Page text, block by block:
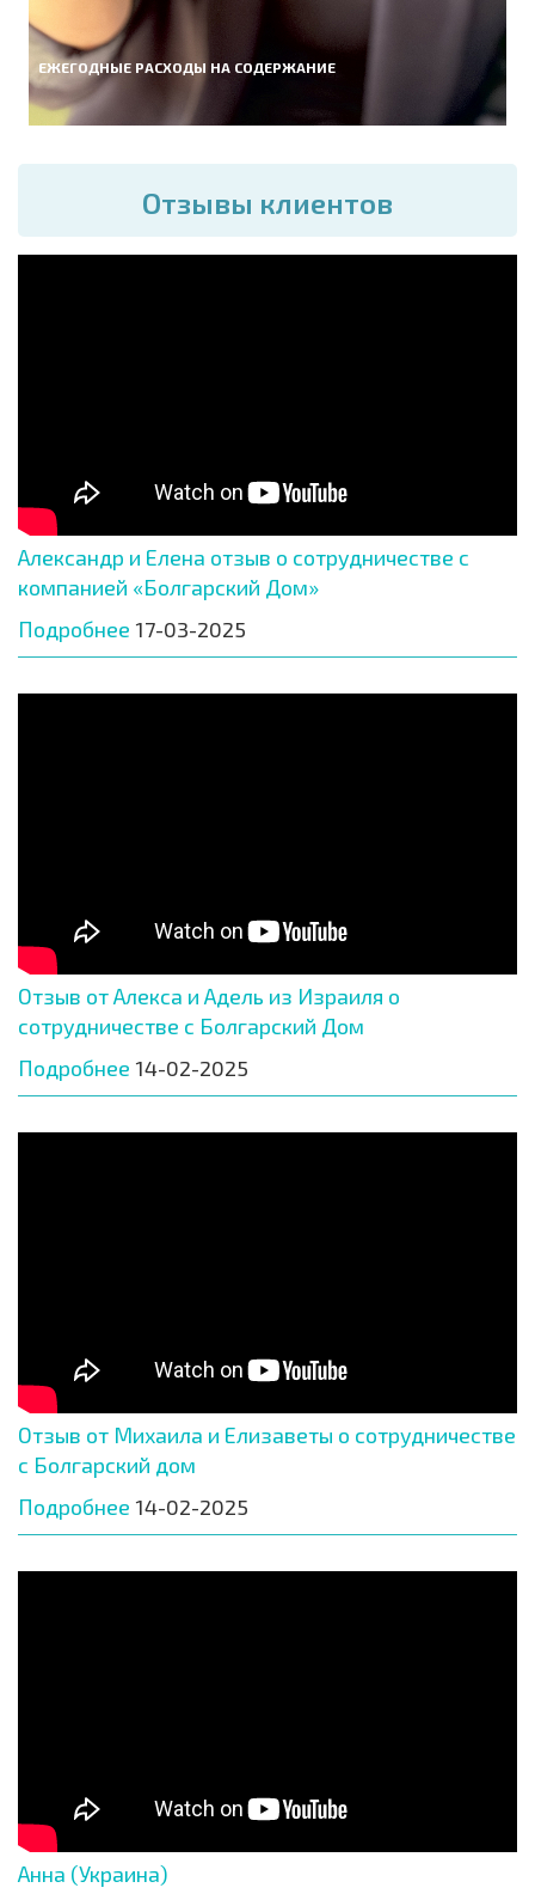
ЕЖЕГОДНЫЕ РАСХОДЫ НА СОДЕРЖАНИЕ
Отзывы клиентов
Александр и Елена отзыв о сотрудничестве с
компанией «Болгарский Дом»
Подробнее 17-03-2025
Отзыв от Алекса и Адель из Израиля о
сотрудничестве с Болгарский Дом
Подробнее 14-02-2025
Отзыв от Михаила и Елизаветы о сотрудничестве
с Болгарский дом
Подробнее 14-02-2025
Анна (Украина)